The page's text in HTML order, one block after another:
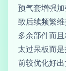
预气套增强
致后续频繁
多余部件而
太过呆板而
前较优化好